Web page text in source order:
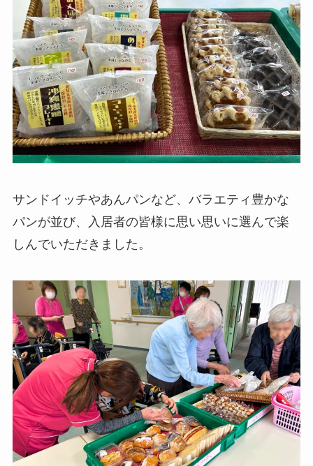
サンドイッチやあんパンなど、バラエティ豊かな
パンが並び、入居者の皆様に思い思いに選んで楽
しんでいただきました。